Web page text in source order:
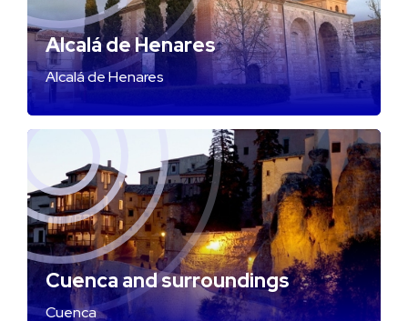
Alcalá de Henares
Alcalá de Henares
Cuenca and surroundings
Cuenca